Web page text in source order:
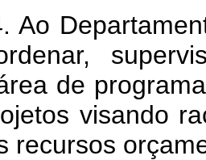
Departamento
de
visando
recursos